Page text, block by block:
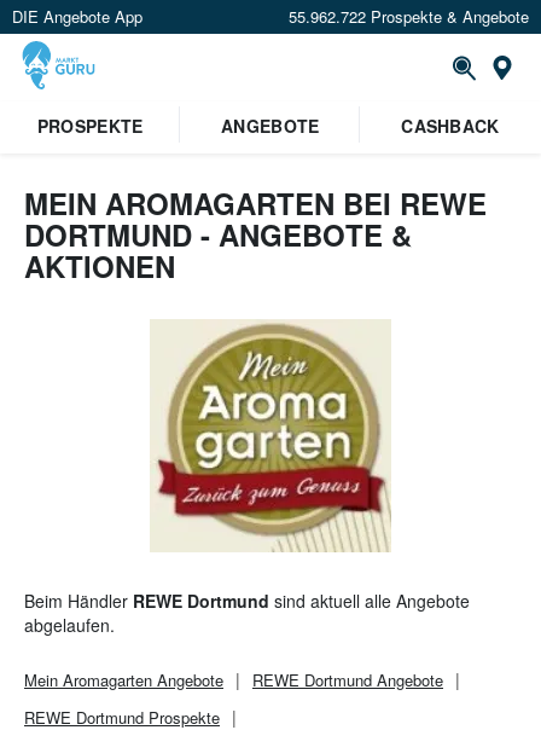
DIE Angebote App 55.962.722 Prospekte & Angebote
Standort festlegen
PROSPEKTE ANGEBOTE CASHBACK
MEIN AROMAGARTEN BEI REWE
DORTMUND - ANGEBOTE &
AKTIONEN
Beim Händler REWE Dortmund sind aktuell alle Angebote
abgelaufen.
Mein Aromagarten Angebote REWE Dortmund Angebote
REWE Dortmund Prospekte